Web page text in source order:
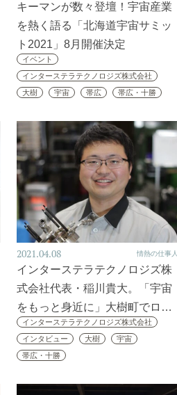
キーマンが数々登壇！宇宙産業
を熱く語る「北海道宇宙サミッ
ト2021」8月開催決定
イベント
インターステラテクノロジズ株式会社
大樹
宇宙 帯広 帯広・十勝
2021.04.08 情熱の仕事人
インターステラテクノロジズ株
式会社代表・稲川貴大。「宇宙
をもっと身近に」大樹町でロ…
インターステラテクノロジズ株式会社
インタビュー
大樹
宇宙
帯広・十勝